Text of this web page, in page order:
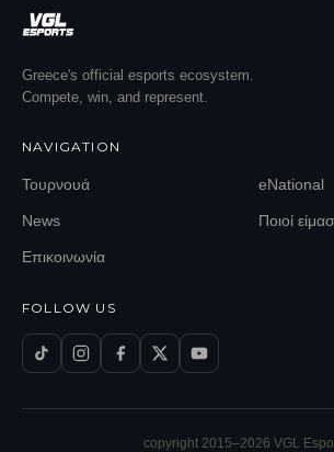
Greece's official esports ecosystem.
Compete, win, and represent.
NAVIGATION
Τουρνουά eNational
News Ποιοί
Επικοινωνία
FOLLOW US
copyright 2015–2026 VGL